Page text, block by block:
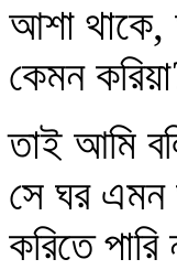
আশা থাকে,
কেমন
তাই আমি
সে ঘর এমন
করিতে